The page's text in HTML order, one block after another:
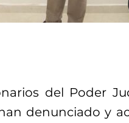
del Poder
denunciado y